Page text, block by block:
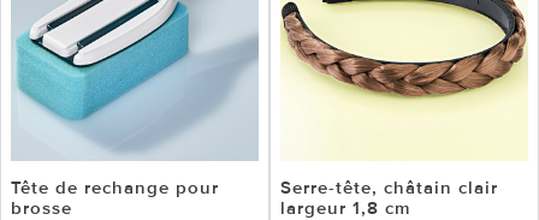
Tête de rechange pour
brosse
Serre-tête, châtain clair
largeur 1,8 cm